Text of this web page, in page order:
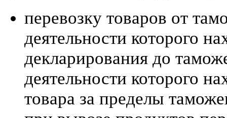
перевозку товаров от
деятельности которого
декларирования до
деятельности которого
товара за пределы